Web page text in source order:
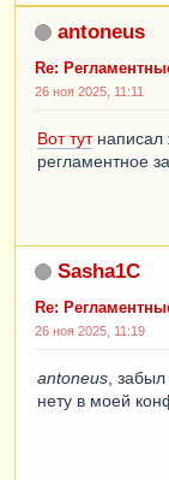
Иначе
Символы.ПС;
Для
Стр.
" по "
antoneus
Re:
26 ноя 2025, 11:11
Вот тутнаписал
регламентное
Sasha1C
Re:
26 ноя 2025, 11:19
antoneus ,
нету в моей